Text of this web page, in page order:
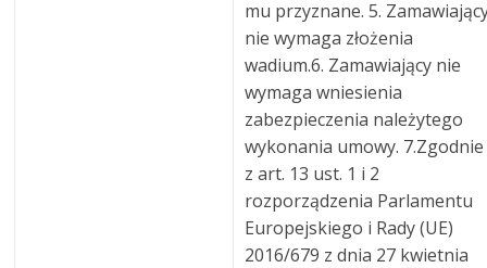
mu przyznane. 5.
nie wymaga złożenia
wadium.6. Zamawiający nie
wymaga wniesienia
zabezpieczenia należytego
wykonania umowy. 7.Zgodnie
z art. 13 ust. 1 i 2
rozporządzenia Parlamentu
Europejskiego i Rady (UE)
2016/679 z dnia 27 kwietnia